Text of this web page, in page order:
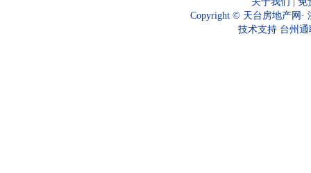
Copyright © 天台房地产网 ·
技术支持 台州